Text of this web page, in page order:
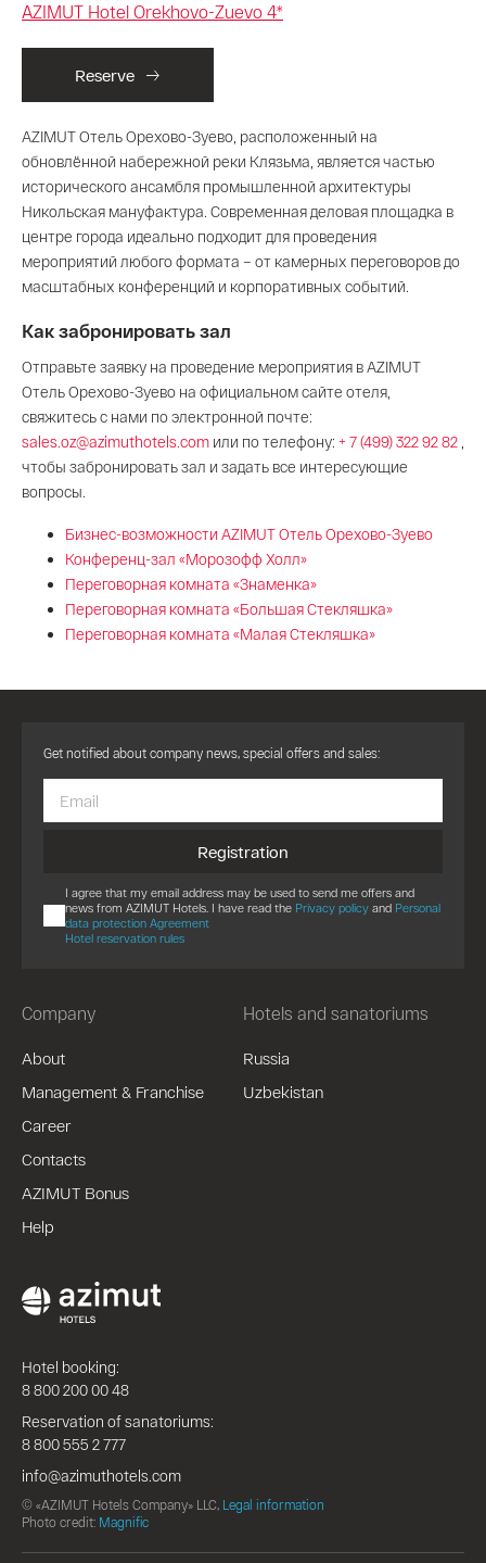
AZIMUT Hotel Orekhovo-Zuevo 4*
Reserve
AZIMUT Отель Орехово-Зуево, расположенный на
обновлённой набережной реки Клязьма, является частью
исторического ансамбля промышленной архитектуры
Никольская мануфактура. Современная деловая площадка в
центре города идеально подходит для проведения
мероприятий любого формата – от камерных переговоров до
масштабных конференций и корпоративных событий.
Как забронировать зал
Отправьте заявку на проведение мероприятия в AZIMUT
Отель Орехово-Зуево на официальном сайте отеля,
свяжитесь с нами по электронной почте:
sales.oz@azimuthotels.com или по телефону: + 7 (499) 322 92 82
чтобы забронировать зал и задать все интересующие
вопросы.
Бизнес-возможности AZIMUT Отель Орехово-Зуево
Конференц-зал «Морозофф Холл»
Переговорная комната «Знаменка»
Переговорная комната «Большая Стекляшка»
Переговорная комната «Малая Стекляшка»
Company
About
Management & Franchise
Career
Contacts
AZIMUT Bonus
Help
Hotels and sanatoriums
Russia
Uzbekistan
Get notified about company news, special offers and sales:
Registration
I agree that my email address may be used to send me offers and
news from AZIMUT Hotels. I have read the Privacy policy and Personal
data protection Agreement
Hotel reservation rules
Hotel booking:
8 800 200 00 48
Reservation of sanatoriums:
8 800 555 2 777
info@azimuthotels.com
© «AZIMUT Hotels Company» LLC, Legal information
Photo credit: Magnific